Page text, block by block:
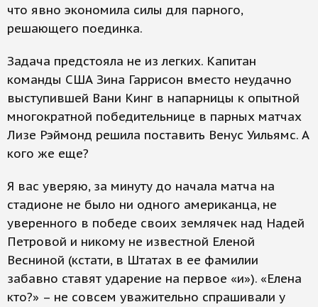
что явно экономила силы для парного,
решающего поединка.
Задача предстояла не из легких. Капитан
команды США Зина Гаррисон вместо неудачно
выступившей Вани Кинг в напарницы к опытной
многократной победительнице в парных матчах
Лизе Рэймонд решила поставить Венус Уильямс. А
кого же еще?
Я вас уверяю, за минуту до начала матча на
стадионе не было ни одного американца, не
уверенного в победе своих землячек над Надей
Петровой и никому не известной Еленой
Весниной (кстати, в Штатах в ее фамилии
забавно ставят ударение на первое «и»). «Елена
кто?» – не совсем уважительно спрашивали у